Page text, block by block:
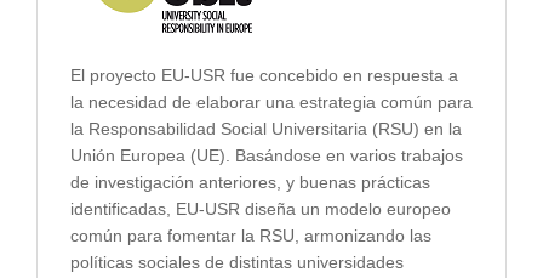
El proyecto EU-USR fue concebido en respuesta a
la necesidad de elaborar una estrategia común para
la Responsabilidad Social Universitaria (RSU) en la
Unión Europea (UE). Basándose en varios trabajos
de investigación anteriores, y buenas prácticas
identificadas, EU-USR diseña un modelo europeo
común para fomentar la RSU, armonizando las
políticas sociales de distintas universidades